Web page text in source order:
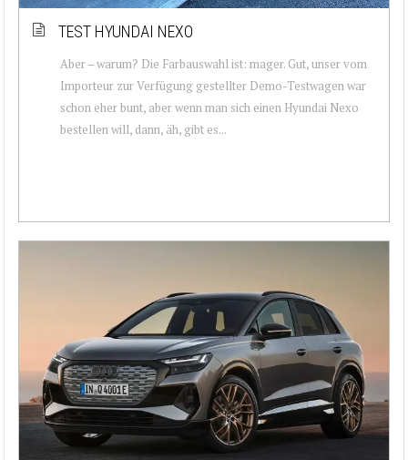
TEST HYUNDAI NEXO
Aber – warum? Die Farbauswahl ist: mager. Gut, unser vom
Importeur zur Verfügung gestellter Demo-Testwagen war
schon eher bunt, aber wenn man sich einen Hyundai Nexo
bestellen will, dann, äh, gibt es...